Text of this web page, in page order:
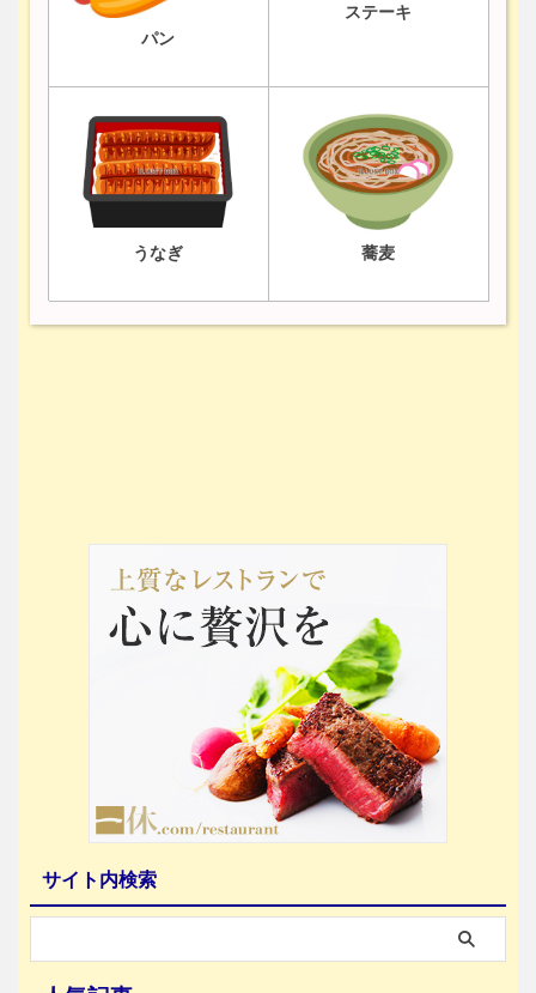
パン
ステーキ
うなぎ 蕎麦
サイト内検索